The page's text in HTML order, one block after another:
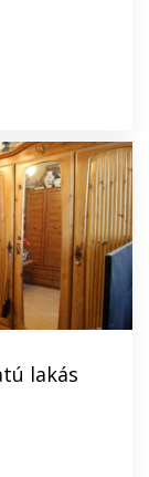
lakás